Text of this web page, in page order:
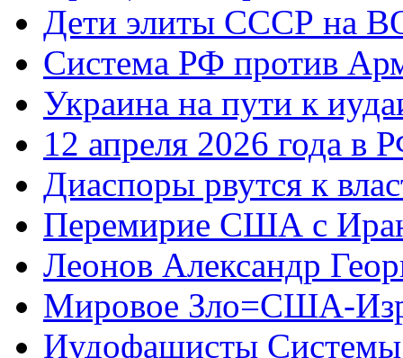
Дети элиты СССР на
Система РФ против
Украина на пути к
12 апреля 2026 года в
Диаспоры рвутся к
Перемирие США с
Леонов Александр
Мировое Зло=США-
Иудофашисты